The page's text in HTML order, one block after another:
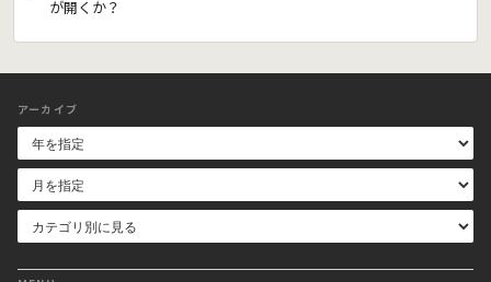
が開くか？
アーカイブ